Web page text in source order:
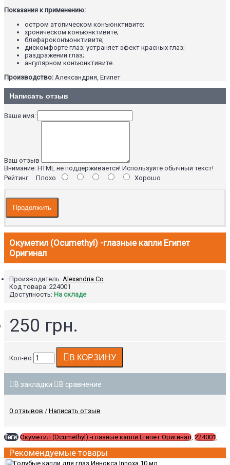
Показания к применению:
остром атопическом конъюнктивите;
хроническом конъюнктивите;
блефароконъюнктивите;
дискомфорте глаз; устраняет эфект красных глаз;
раздражении глаз;
ангулярном конъюнктивите.
Производство: Александрия, Египет
Написать отзыв
Ваше имя:
Ваш отзыв
Внимание: HTML не поддерживается! Используйте обычный текст!
РейтингПлохо Хорошо
Продолжить
Окуметил (Ocumethyl) -глазные капли Египет
Оригинал
Производитель: Alexandria Co
Код товара: 224001
Доступность: На складе
250 грн.
Кол-во В КОРЗИНУ
В закладки В сравнение
0 отзывов / Написать отзыв
Теги: Окуметил (Ocumethyl) -глазные капли Египет Оригинал 224001
Рекомендуемые товары